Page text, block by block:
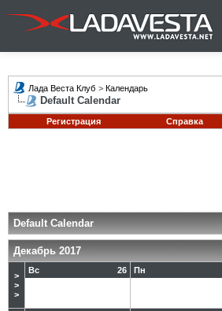
Лада Веста Клуб > Календарь
Default Calendar
Регистрация Справка
Default Calendar
Декабрь 2017
>
>
>
26
Вс Пн